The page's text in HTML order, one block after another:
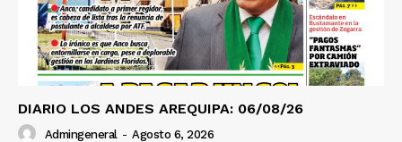
DIARIO LOS ANDES AREQUIPA: 06/08/26
Admingeneral - Agosto 6, 2026